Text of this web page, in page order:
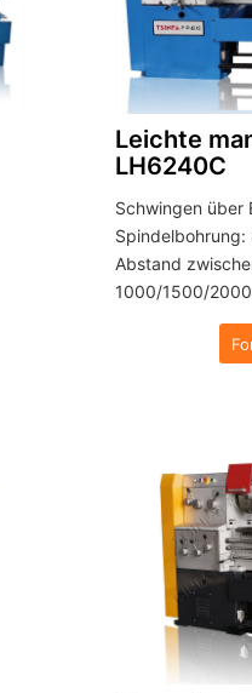
Leichte
LH6240C
Schwingen über
Spindelbohrung:
Abstand
1000/1500/